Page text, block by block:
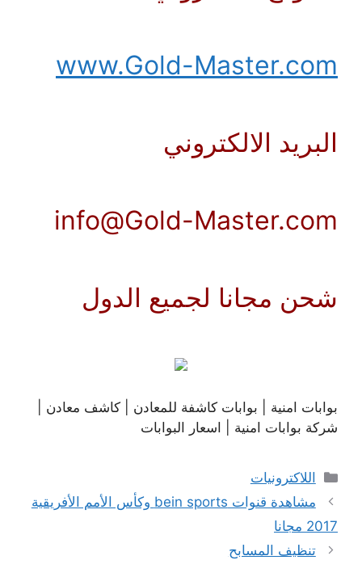
www.Gold-Master.com
البريد الالكتروني
info@Gold-Master.com
شحن مجانا لجميع الدول
بوابات امنية | بوابات كاشفة للمعادن | كاشف معادن |
شركة بوابات امنية | اسعار البوابات
التصنيفات
اللاكترونيات
مشاهدة قنوات bein sports وكأس الأمم الأفريقية
2017 مجانا
تنظيف المسابح